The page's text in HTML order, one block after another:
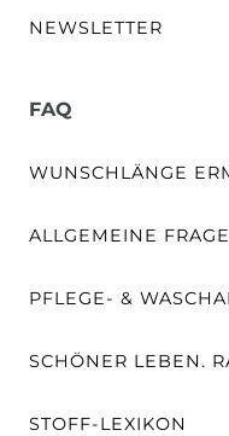
NEWSLETTER
FAQ
WUNSCHLÄNGE
ALLGEMEINE
PFLEGE- &
SCHÖNER LEBEN.
STOFF-LEXIKON